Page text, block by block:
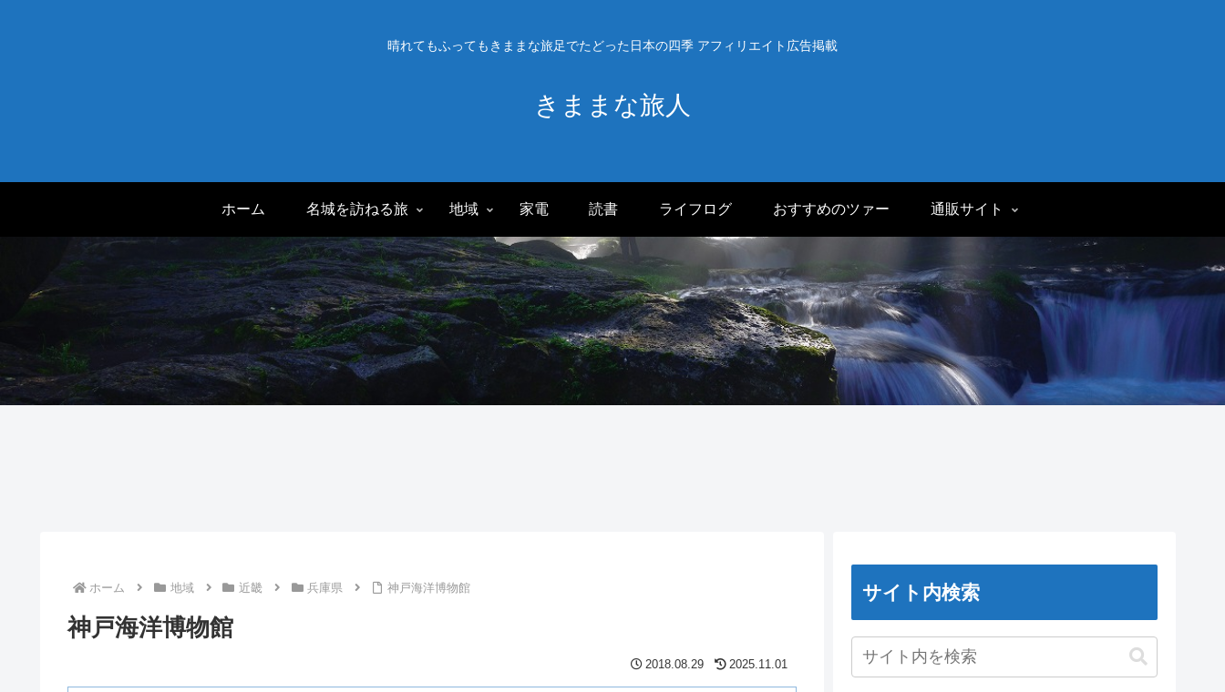
晴れてもふってもきままな旅足でたどった日本の四季 アフィリエイト広告掲載
きままな旅人
ホーム 名城を訪ねる旅 地域 家電 読書 ライフログ おすすめのツァー 通販サイト
ホーム 地域 近畿 兵庫県 神戸海洋博物館
神戸海洋博物館
2018.08.29 2025.11.01
サイト内検索